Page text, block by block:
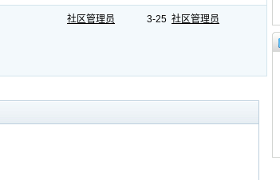
社区管理员 3-25 社区管理员